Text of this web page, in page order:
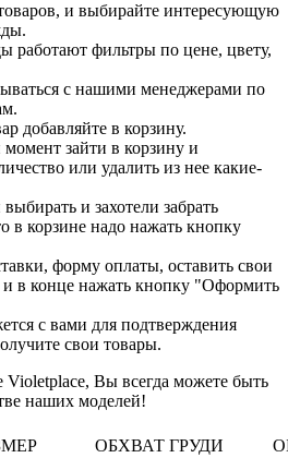
и выбирайте интересующую
работают фильтры по цене, цвету,
с нашими менеджерами по
добавляйте в корзину.
зайти в корзину и
или удалить из нее какие-
и захотели забрать
в корзине надо нажать кнопку
форму оплаты, оставить свои
в конце нажать кнопку "Оформить
с вами для подтверждения
свои товары.
Violetplace, Вы всегда можете быть
наших моделей!
ОБХВАТ ГРУДИ